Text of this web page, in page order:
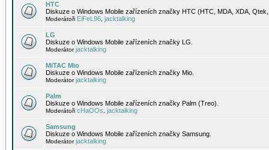
HTC
Diskuze o Windows Mobile zařízeních značky HTC (HTC, MDA, XDA,
Moderátoři EiFeL96 jacktalking
LG
Diskuze o Windows Mobile zařízeních značky LG.
Moderátorjacktalking
MiTAC Mio
Diskuze o Windows Mobile zařízeních značky Mio.
Moderátorjacktalking
Palm
Diskuze o Windows Mobile zařízeních značky Palm (Treo).
Moderátoři cHaOOs jacktalking
Samsung
Diskuze o Windows Mobile zařízeních značky Samsung.
Moderátorjacktalking